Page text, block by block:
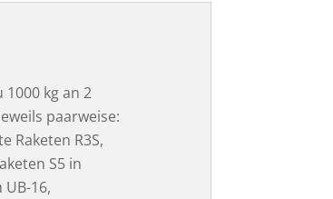
1000 kg an 2
paarweise:
Raketen R3S,
S5 in
16,